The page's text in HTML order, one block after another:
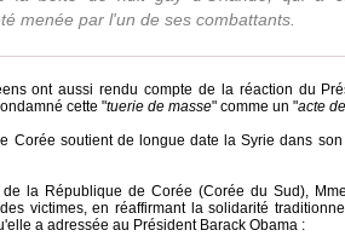
menée par l'un de ses combattants.
ont aussi rendu compte de la réaction du
cette "tuerie de masse" comme un "acte
Corée soutient de longue date la Syrie dans
la République de Corée (Corée du Sud),
victimes, en réaffirmant la solidarité
a adressée au Président Barack Obama :